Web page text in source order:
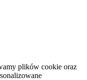
plików cookie oraz